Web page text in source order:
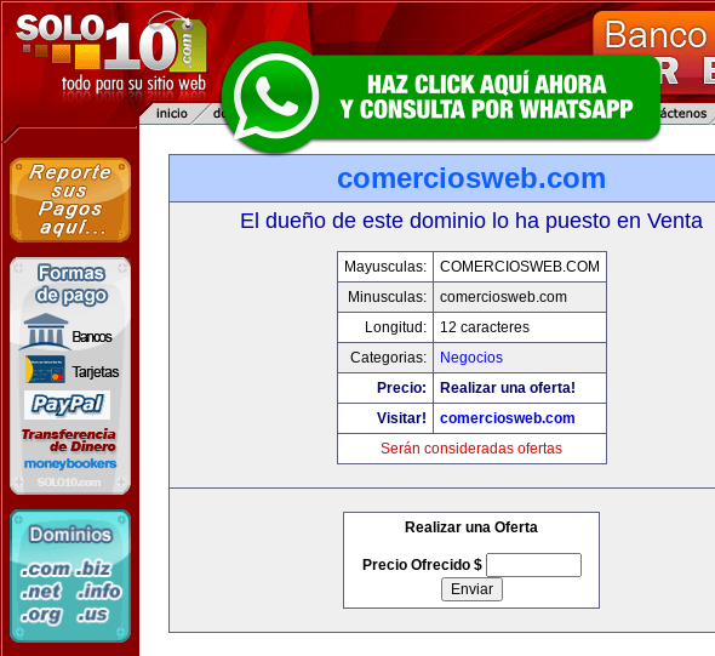
comerciosweb.com
El dueño de este dominio lo ha puesto en Venta
Mayusculas:
COMERCIOSWEB.COM
Minusculas:
comerciosweb.com
Longitud:
12 caracteres
Categorias:
Negocios
Precio:
Realizar una oferta!
Visitar!
comerciosweb.com
Serán consideradas ofertas
Realizar una Oferta
Precio Ofrecido $